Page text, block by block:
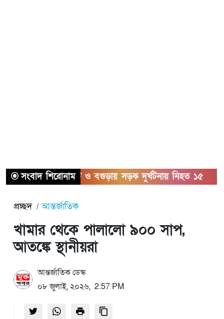
সংবাদ শিরোনাম
সিলেট ও বগুড়ায় সড়ক দুর্ঘটনায় নিহত ১৫
প্রচ্ছদ আন্তর্জাতিক
খামার থেকে পালালো ৯০০ সাপ,
আতঙ্কে স্থানীয়রা
আন্তর্জাতিক ডেস্ক
০৮ জুলাই, ২০২৬, 2:57 PM